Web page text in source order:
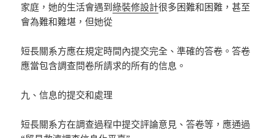
家庭，她的生活會遇到綠裝修設計很多困難和困難，甚至
會為難和難堪，但她從
短長關系方應在規定時間內提交完全、準確的答卷。答卷
應當包含調查問卷所請求的所有的信息。
九、信息的提交和處理
短長關系方在調查過程中提交評論意見、答卷等，應通過